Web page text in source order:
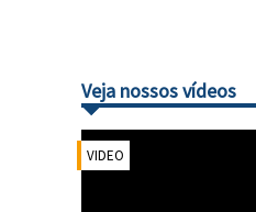
Veja nossos vídeos
VIDEO